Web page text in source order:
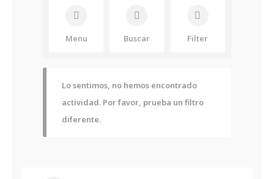
Menu Buscar Filter
Lo sentimos, no hemos encontrado
actividad. Por favor, prueba un filtro
diferente.